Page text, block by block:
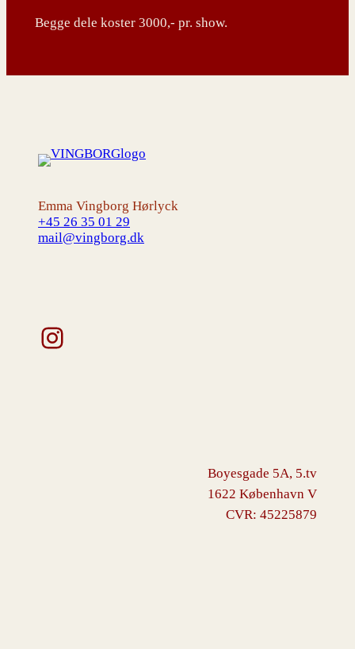
Begge dele koster 3000,- pr. show.
Emma Vingborg Hørlyck
+45 26 35 01 29
mail@vingborg.dk
Instagram
Boyesgade 5A, 5.tv
1622 København V
CVR: 45225879